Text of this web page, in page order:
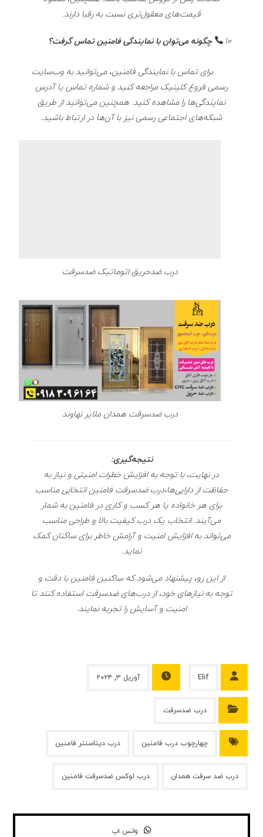
قیمت‌های معقول‌تری نسبت به رقبا دارند.
10. چگونه می‌توان با نمایندگی فامنین تماس گرفت؟
برای تماس با نمایندگی فامنین، می‌توانید به وب‌سایت
رسمی فروغ کلینیک مراجعه کنید و شماره تماس یا آدرس
نمایندگی‌ها را مشاهده کنید. همچنین می‌توانید از طریق
شبکه‌های اجتماعی رسمی نیز با آن‌ها در ارتباط باشید.
درب ضدحریق اتوماتیک ضدسرقت
درب ضدسرقت همدان ملایر نهاوند
نتیجه‌گیری:
در نهایت، با توجه به افزایش خطرات امنیتی و نیاز به
حفاظت از دارایی‌ها،درب ضدسرقت فامنین انتخابی مناسب
برای هر خانواده یا هر کسب و کاری در فامنین به شمار
می‌آیند. انتخاب یک درب کیفیت بالا و طراحی مناسب
می‌تواند به افزایش امنیت و آرامش خاطر برای ساکنان کمک
نماید.
از این رو، پیشنهاد می‌شود که ساکنین فامنین با دقت و
توجه به نیازهای خود، از درب‌های ضدسرقت استفاده کنند تا
امنیت و آسایش را تجربه نمایند.
Elif آوریل ۳, ۲۰۲۴
درب ضدسرقت
چهارچوب درب فامنین درب دیتاسنتر فامنین
درب ضد سرقت همدان درب لوکس ضدسرقت فامنین
واتس اپ